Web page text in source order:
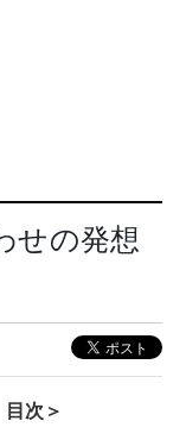
せの発想
次＞